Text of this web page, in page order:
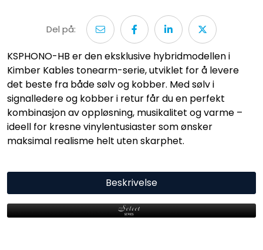
Del på:
KSPHONO-HB er den eksklusive hybridmodellen i
Kimber Kables tonearm-serie, utviklet for å levere
det beste fra både sølv og kobber. Med sølv i
signalledere og kobber i retur får du en perfekt
kombinasjon av oppløsning, musikalitet og varme –
ideell for kresne vinylentusiaster som ønsker
maksimal realisme helt uten skarphet.
Beskrivelse